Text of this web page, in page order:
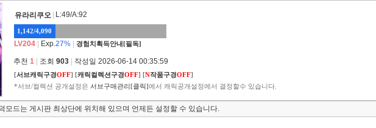
유라리쿠오 L:49/A:92
1,142/4,090
LV204 Exp.27% 경험치획득안내[필독]
추천 1 조회 903 작성일 2026-06-14 00:35:59
[서브캐릭구경OFF] [캐릭컬렉션구경OFF] [N작품구경OFF]
*서브/컬렉션 공개설정은 서브구매관리[클릭]에서 캐릭공개설정에서 결정할수 있습니다.
모드는 게시판 최상단에 위치해 있으며 언제든 설정할 수 있습니다.